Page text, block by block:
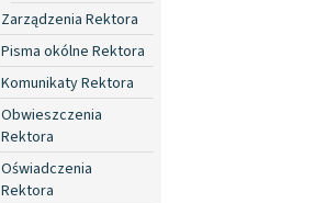
Zarządzenia Rektora
Pisma okólne Rektora
Komunikaty Rektora
Obwieszczenia
Rektora
Oświadczenia
Rektora